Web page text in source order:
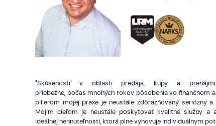
"Skúsenosti v oblasti predaja, kúpy a
priebežne, počas mnohých rokov pôsobenia vo finančnom
pilierom mojej praxe je neustále zdôrazňovaný seriózny
Mojím cieľom je neustále poskytovať kvalitné služby a
ideálnej nehnuteľnosti, ktorá plne vyhovuje individuálnym